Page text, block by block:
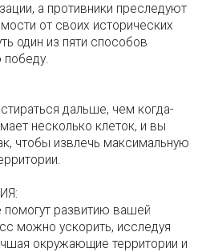
а противники преследуют
от своих исторических
один из пяти способов
победу.
дальше, чем когда-
несколько клеток, и вы
чтобы извлечь максимальную
помогут развитию вашей
можно ускорить, исследуя
окружающие территории и